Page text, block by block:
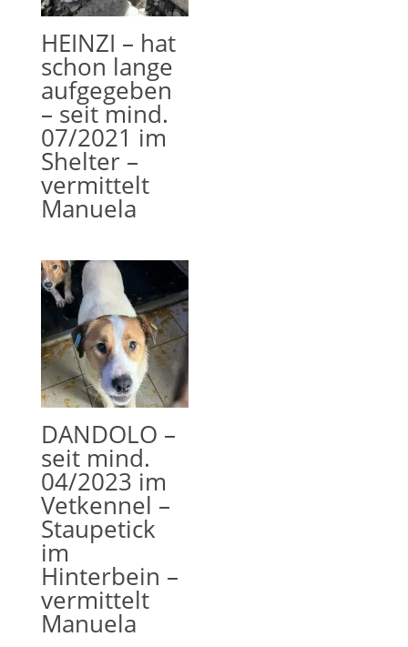
HEINZI – hat
schon lange
aufgegeben
– seit mind.
07/2021 im
Shelter –
vermittelt
Manuela
DANDOLO –
seit mind.
04/2023 im
Vetkennel –
Staupetick
im
Hinterbein –
vermittelt
Manuela